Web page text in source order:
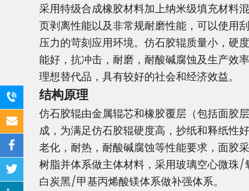
采用特级合成橡胶材料加上纳米级填充材料
页剥离性能以及非常规耐磨性能，可以使用
压力的苛刻应用环境。仿石胶辊质量小，硬
能好，抗冲击，耐磨，耐酸碱腐蚀及生产效
理想替代品，具有较好的社会和经济效益。
结构原理
仿石胶辊由金属辊芯和橡胶覆层（包括面胶
成，为满足仿石胶辊硬度高，抄纸和释纸性
老化，耐热，耐酸碱腐蚀等性能要求，面胶
树脂并体系做主体材料，采用玻璃空心微
白炭黑/甲基丙烯酸镁体系做补强体系。